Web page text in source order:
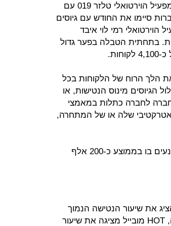
פלאפון עם גיוס חיובי של כ-850 לקוחות, ואחריה המפעיל הוירטואלי טלזר 019 עם
כלל החברות סיימו את החודש עם גיוסים
900 לקוחות; המפעיל הוירטואלי רמי לוי איבד
וגולן טלקום איבדה כ-1,300 לקוחות. בתחתית הטבלה בפער גדול
את הלך הרוח של הלקוחות בכל
הגיוסים מינוס הנטישות, או
חברה לחברה כתלות במאמצי
שלה או של המתחרה,
בסופו של דבר, שוק הניודים הוא שוק חלקי בלבד – נעים בו בממוצע כ-200 אלף
את שיעור הנטישה הנמוך
ביותר שעמד בינואר על כ-36,650 לקוחות. לעומתה, HOT מובייל מציגה את שיעור